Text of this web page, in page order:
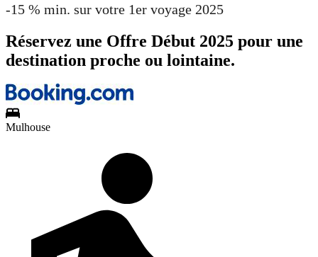
-15 % min. sur votre 1er voyage 2025
Réservez une Offre Début 2025 pour une
destination proche ou lointaine.
Mulhouse